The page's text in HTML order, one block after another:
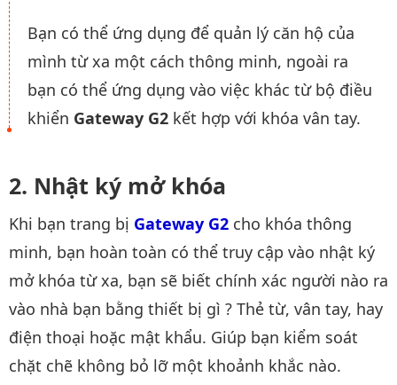
Bạn có thể ứng dụng để quản lý căn hộ của
mình từ xa một cách thông minh, ngoài ra
bạn có thể ứng dụng vào việc khác từ bộ điều
khiển Gateway G2 kết hợp với khóa vân tay.
Nhật ký mở khóa
Khi bạn trang bị Gateway G2 cho khóa thông
minh, bạn hoàn toàn có thể truy cập vào nhật ký
mở khóa từ xa, bạn sẽ biết chính xác người nào ra
vào nhà bạn bằng thiết bị gì ? Thẻ từ, vân tay, hay
điện thoại hoặc mật khẩu. Giúp bạn kiểm soát
chặt chẽ không bỏ lỡ một khoảnh khắc nào.